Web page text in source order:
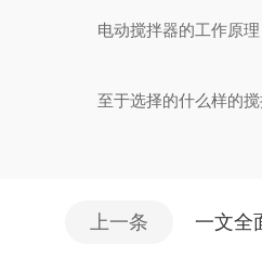
电动搅拌器的工作原理
至于选择的什么样的搅
上一条 一文全